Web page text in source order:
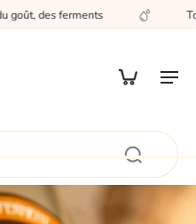
des ferments